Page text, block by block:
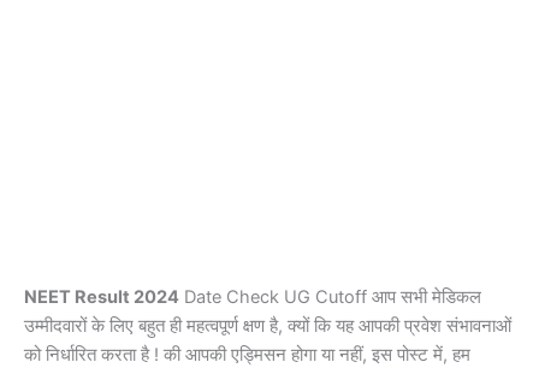
NEET Result 2024 Date Check UG Cutoff आप सभी मेडिकल
उम्मीदवारों के लिए बहुत ही महत्वपूर्ण क्षण है, क्यों कि यह आपकी प्रवेश संभावनाओं
को निर्धारित करता है ! की आपकी एड्मिसन होगा या नहीं, इस पोस्ट में, हम